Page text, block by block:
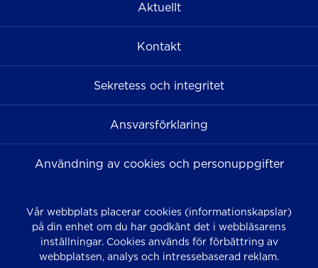
Aktuellt
Kontakt
Sekretess och integritet
Ansvarsförklaring
Användning av cookies och personuppgifter
Vår webbplats placerar cookies (informationskapslar)
på din enhet om du har godkänt det i webbläsarens
inställningar. Cookies används för förbättring av
webbplatsen, analys och intressebaserad reklam.